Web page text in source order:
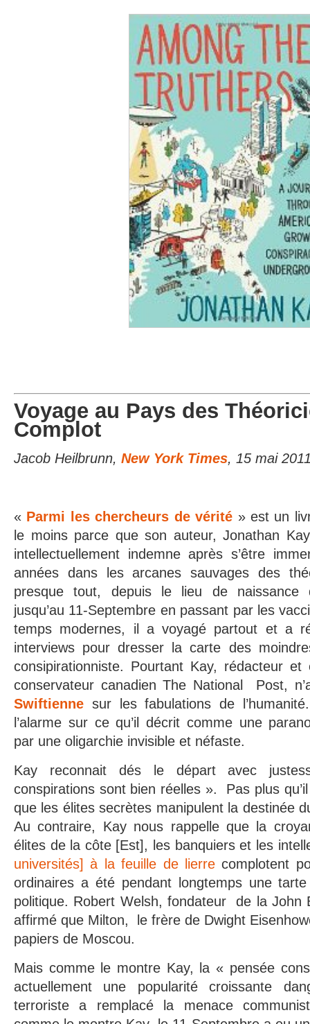
Voyage au Pays des
Complot
Jacob Heilbrunn, New York Times, 15 mai
« Parmi les chercheurs de vérité » est un
le moins parce que son auteur, Jonathan
intellectuellement indemne après s’être
années dans les arcanes sauvages des
presque tout, depuis le lieu de naissance
jusqu’au 11-Septembre en passant par les
temps modernes, il a voyagé partout et a
interviews pour dresser la carte des
consipirationniste. Pourtant Kay, rédacteur et
conservateur canadien The National Post,
Swiftienne sur les fabulations de
l’alarme sur ce qu’il décrit comme une
par une oligarchie invisible et néfaste.
Kay reconnait dés le départ avec
conspirations sont bien réelles ». Pas plus
que les élites secrètes manipulent la destinée
Au contraire, Kay nous rappelle que la
élites de la côte [Est], les banquiers et les
universités] à la feuille de lierre complotent
ordinaires a été pendant longtemps une
politique. Robert Welsh, fondateur de la John
affirmé que Milton, le frère de Dwight
papiers de Moscou.
Mais comme le montre Kay, la « pensée
actuellement une popularité croissante
terroriste a remplacé la menace